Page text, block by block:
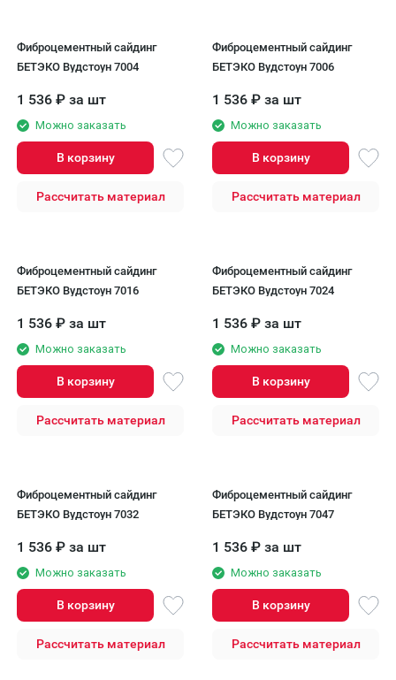
Фиброцементный сайдинг
БЕТЭКО Вудстоун 7004
1 536 ₽ за шт
Можно заказать
В корзину
Рассчитать материал
Фиброцементный сайдинг
БЕТЭКО Вудстоун 7006
1 536 ₽ за шт
Можно заказать
В корзину
Рассчитать материал
Фиброцементный сайдинг
БЕТЭКО Вудстоун 7016
1 536 ₽ за шт
Можно заказать
В корзину
Рассчитать материал
Фиброцементный сайдинг
БЕТЭКО Вудстоун 7024
1 536 ₽ за шт
Можно заказать
В корзину
Рассчитать материал
Фиброцементный сайдинг
БЕТЭКО Вудстоун 7032
1 536 ₽ за шт
Можно заказать
В корзину
Рассчитать материал
Фиброцементный сайдинг
БЕТЭКО Вудстоун 7047
1 536 ₽ за шт
Можно заказать
В корзину
Рассчитать материал